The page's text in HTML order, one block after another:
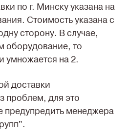
по г. Минску указана на
Стоимость указана с
сторону. В случае,
оборудование, то
умножается на 2.
доставки
проблем, для это
предупредить менеджера